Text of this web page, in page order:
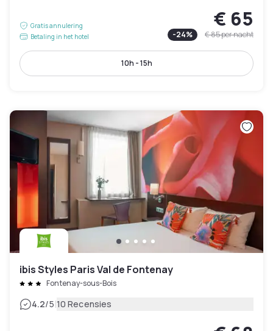
Gratis annulering
Betaling in het hotel
€ 65
-24% € 85per nacht
10h - 15h
ibis Styles Paris Val de Fontenay
Fontenay-sous-Bois
4.2/5|10 Recensies